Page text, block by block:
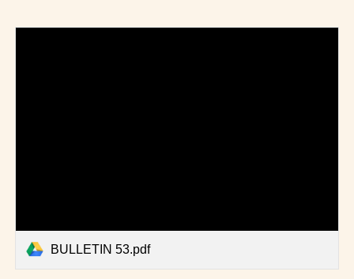
BULLETIN 53.pdf